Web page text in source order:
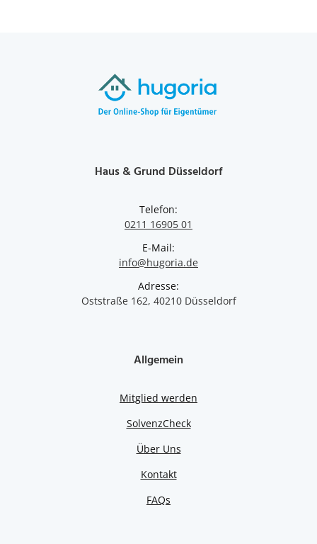
Haus & Grund Düsseldorf
Telefon:
0211 16905 01
E-Mail:
info@hugoria.de
Adresse:
Oststraße 162, 40210 Düsseldorf
Allgemein
Mitglied werden
SolvenzCheck
Über Uns
Kontakt
FAQs